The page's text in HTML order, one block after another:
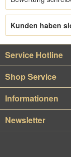
Kunden haben
Service Hotline
Shop Service
Informationen
Newsletter